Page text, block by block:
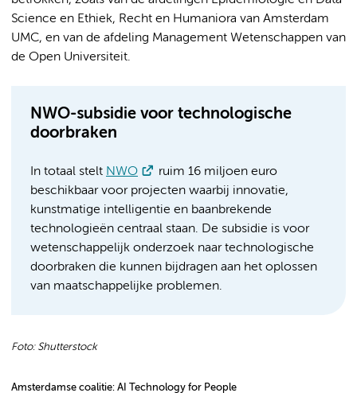
Science en Ethiek, Recht en Humaniora van Amsterdam
UMC, en van de afdeling Management Wetenschappen van
de Open Universiteit.
NWO-subsidie voor technologische
doorbraken
In totaal stelt NWO
ruim 16 miljoen euro
beschikbaar voor projecten waarbij innovatie,
kunstmatige intelligentie en baanbrekende
technologieën centraal staan. De subsidie is voor
wetenschappelijk onderzoek naar technologische
doorbraken die kunnen bijdragen aan het oplossen
van maatschappelijke problemen.
Foto: Shutterstock
Amsterdamse coalitie: AI Technology for People